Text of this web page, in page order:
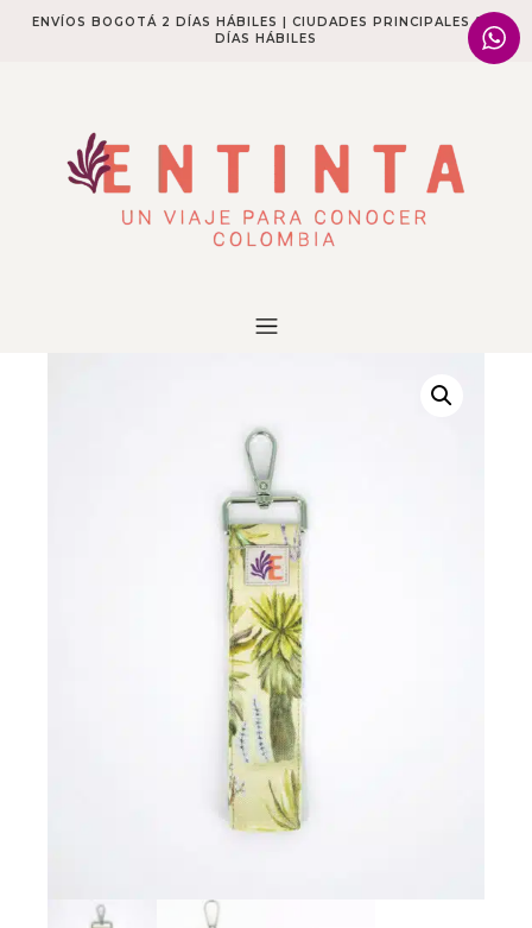
ENVÍOS BOGOTÁ 2 DÍAS HÁBILES | CIUDADES PRINCIPALES 2-4
DÍAS HÁBILES​